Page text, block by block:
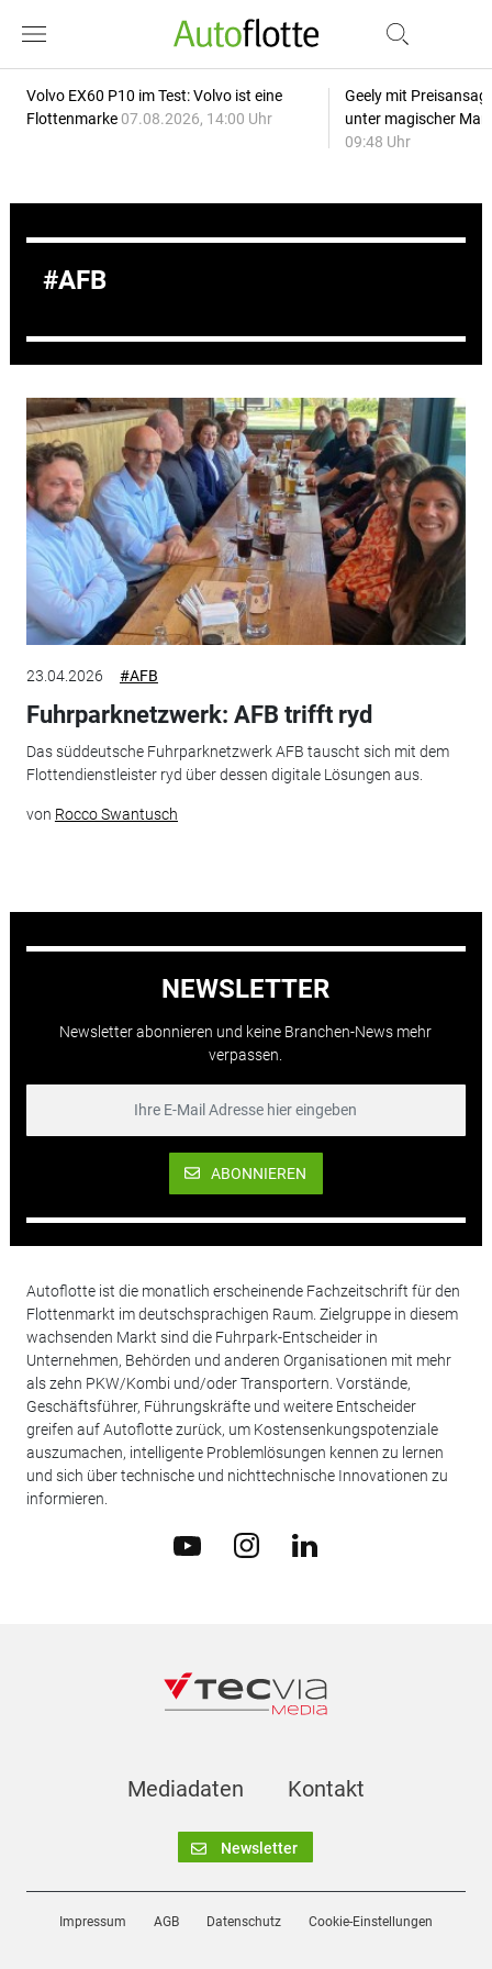
Volvo EX60 P10 im Test: Volvo ist eine
Flottenmarke 07.08.2026, 14:00 Uhr
Geely mit
unter magischer
09:48 Uhr
AFB
23.04.2026 #AFB
Fuhrparknetzwerk: AFB trifft ryd
Das süddeutsche Fuhrparknetzwerk AFB tauscht sich mit dem
Flottendienstleister ryd über dessen digitale Lösungen aus.
von Rocco Swantusch
NEWSLETTER
Newsletter abonnieren und keine Branchen-News mehr
verpassen.
ABONNIEREN
Autoflotte ist die monatlich erscheinende Fachzeitschrift für den
Flottenmarkt im deutschsprachigen Raum. Zielgruppe in diesem
wachsenden Markt sind die Fuhrpark-Entscheider in
Unternehmen, Behörden und anderen Organisationen mit mehr
als zehn PKW/Kombi und/oder Transportern. Vorstände,
Geschäftsführer, Führungskräfte und weitere Entscheider
greifen auf Autoflotte zurück, um Kostensenkungspotenziale
auszumachen, intelligente Problemlösungen kennen zu lernen
und sich über technische und nichttechnische Innovationen zu
informieren.
Mediadaten Kontakt
Newsletter
Impressum AGB Datenschutz Cookie-Einstellungen